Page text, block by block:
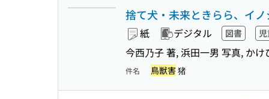
捨て犬・未来ときらら、イ
紙 デジタル 図書
今西乃子 著, 浜田一男 写真, かけ
件名 鳥獣害猪